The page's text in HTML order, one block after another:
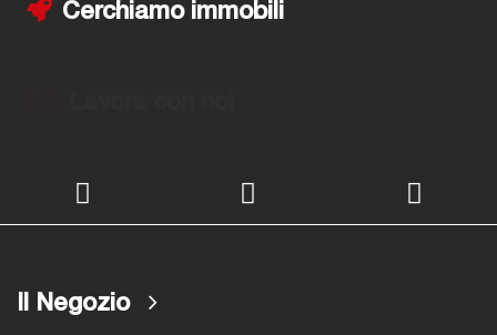
Cerchiamo immobili
Il Negozio